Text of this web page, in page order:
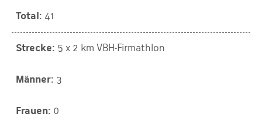
41
5 x 2 km VBH-Firmathlon
3
0